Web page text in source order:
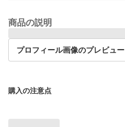
商品の説明
プロフィール画像のプレビュー
購入の注意点